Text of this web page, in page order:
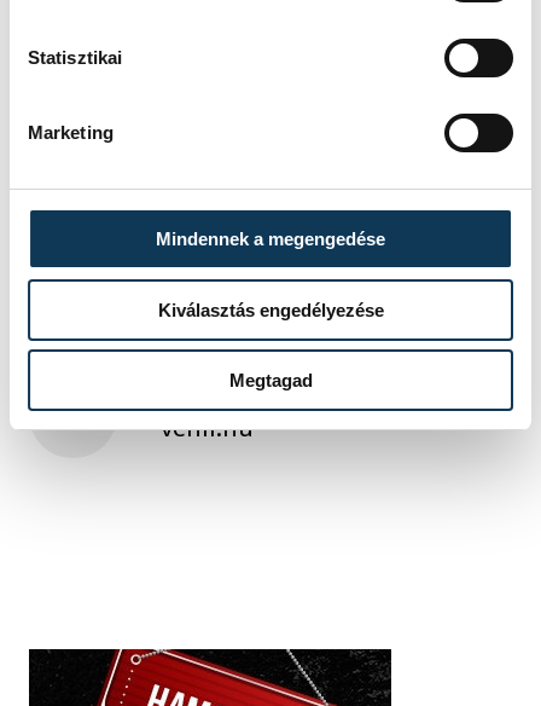
Statisztikai
Marketing
Mindennek a megengedése
Kiválasztás engedélyezése
Megtagad
F15-18C: 2. Molnár Barnabás
Veszprémi Honvéd Sportegyesület
vehir.hu